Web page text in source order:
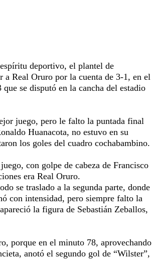
deportivo, el plantel de
a Real Oruro por la cuenta de 3-1, en el
se disputó en la cancha del estadio
juego, pero le falto la puntada final
Huanacota, no estuvo en su
los goles del cuadro cochabambino.
con golpe de cabeza de Francisco
era Real Oruro.
se traslado a la segunda parte, donde
con intensidad, pero siempre falto la
la figura de Sebastián Zeballos,
porque en el minuto 78, aprovechando
anotó el segundo gol de “Wilster”,